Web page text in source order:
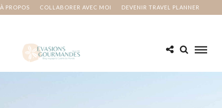
À PROPOS COLLABORER AVEC MOI DEVENIR TRAVEL PLANNER